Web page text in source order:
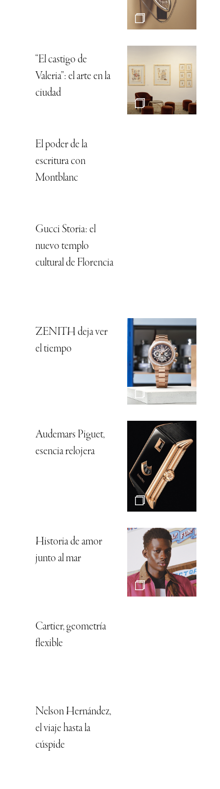
“El castigo de
Valeria”: el arte en la
ciudad
El poder de la
escritura con
Montblanc
Gucci Storia: el
nuevo templo
cultural de Florencia
ZENITH deja ver
el tiempo
Audemars Piguet,
esencia relojera
Historia de amor
junto al mar
Cartier, geometría
flexible
Nelson Hernández,
el viaje hasta la
cúspide